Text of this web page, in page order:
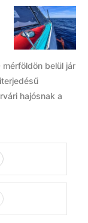
belül jár
hajósnak a